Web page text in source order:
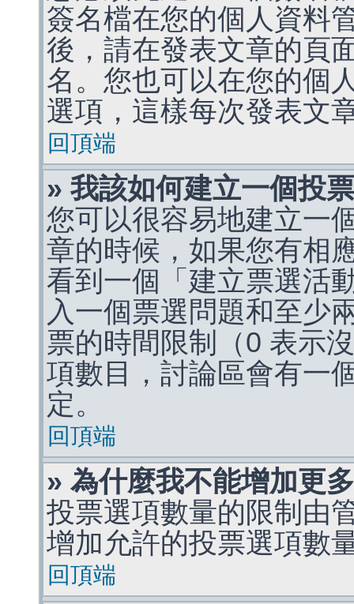
簽名檔在您的個人資料
後，請在發表文章的頁
名。您也可以在您的個
選項，這樣每次發表文
回頂端
» 我該如何建立一個投
您可以很容易地建立一
章的時候，如果您有相
看到一個「建立票選活
入一個票選問題和至少
票的時間限制（0 表示
項數目，討論區會有一
定。
回頂端
» 為什麼我不能增加更
投票選項數量的限制由
增加允許的投票選項數
回頂端